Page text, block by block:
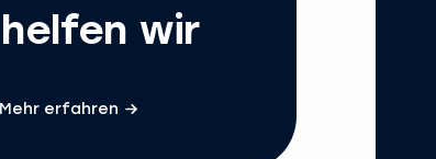
wir
Mehr erfahren